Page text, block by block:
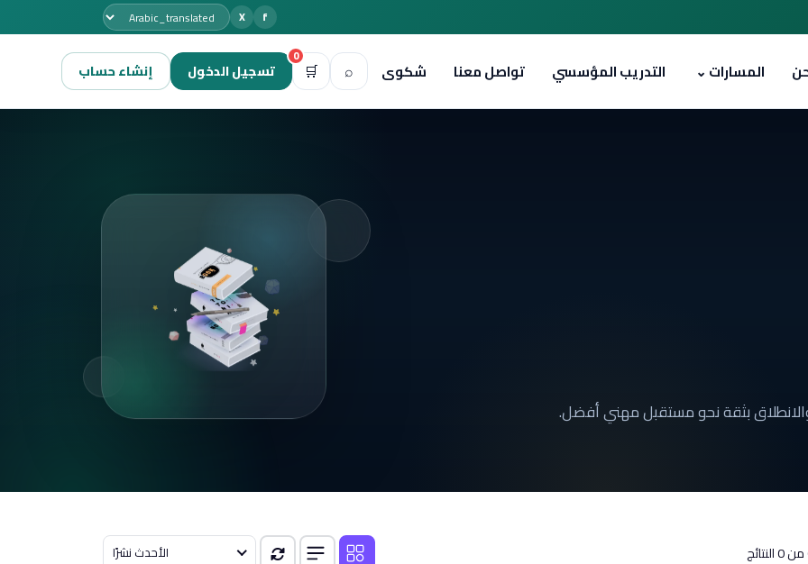
f
X
المسارات ⌄ التدريب المؤسسي تواصل معنا شكوى ⌕
🛒
0
تسجيل الدخول إنشاء حساب
بثقة نحو مستقبل مهني أفضل.
الأحدث نشرًا